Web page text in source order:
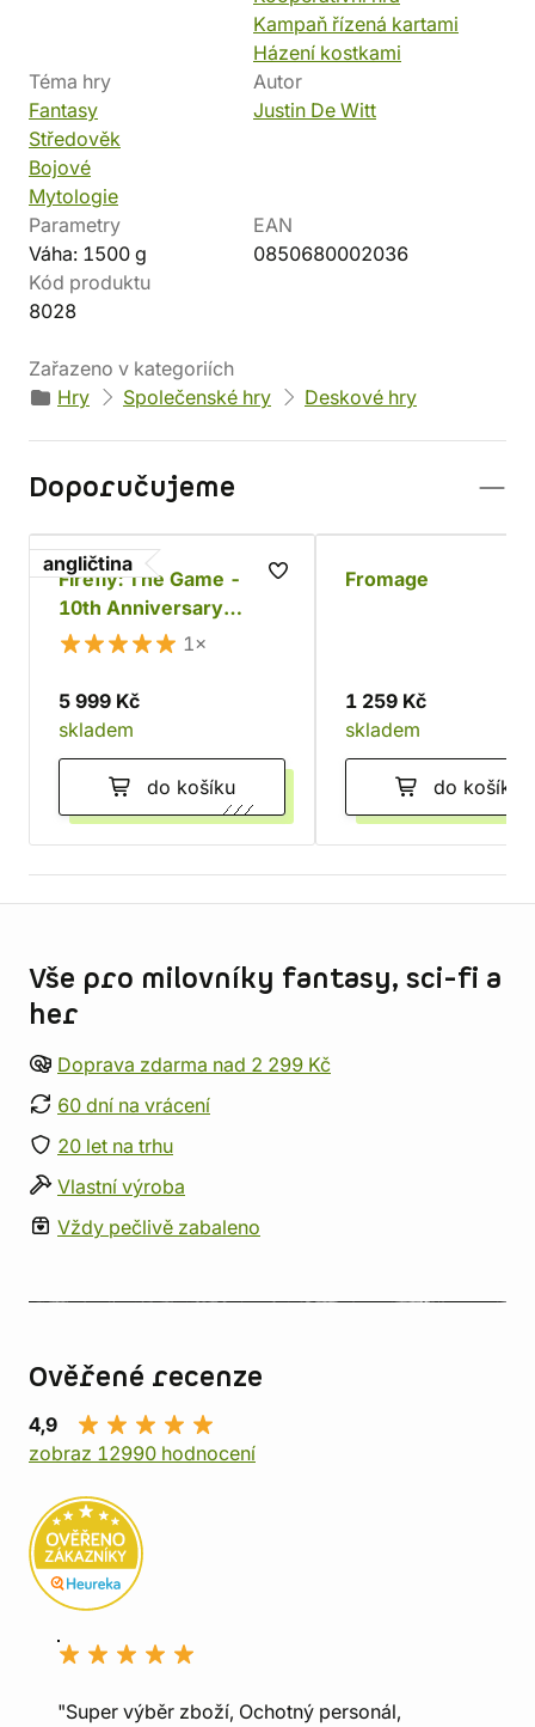
Kampaň řízená kartami
Házení kostkami
Téma hry
Fantasy
Středověk
Bojové
Mytologie
Autor
Justin De Witt
Parametry
Váha: 1500 g
EAN
0850680002036
Kód produktu
8028
Zařazeno v kategoriích
Hry
Společenské hry Deskové hry
Doporučujeme
angličtina
Firefly: The Game -
10th Anniversary
Collector's Edition
1×
5 999 Kč
skladem
do košíku
Fromage
1 259 Kč
skladem
do košíku
Vše pro milovníky fantasy, sci-fi a
her
Doprava zdarma nad 2 299 Kč
60 dní na vrácení
20 let na trhu
Vlastní výroba
Vždy pečlivě zabaleno
Ověřené recenze
4,9
zobraz 12990 hodnocení
"Super výběr zboží, Ochotný personál,